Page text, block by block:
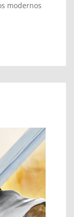
modernos